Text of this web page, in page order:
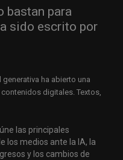
bastan para
sido escrito por
ha abierto una
digitales. Textos,
las principales
los medios ante la IA, la
y los cambios de